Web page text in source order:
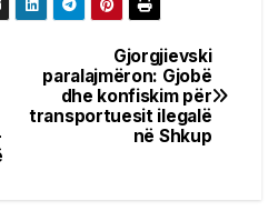
Gjorgjievski
paralajmëron: Gjobë
dhe konfiskim për
transportuesit ilegalë
në Shkup